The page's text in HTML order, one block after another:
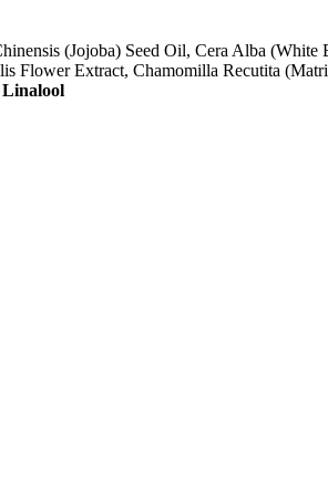
(Jojoba) Seed Oil, Cera Alba
Flower Extract, Chamomilla Recutita
Linalool